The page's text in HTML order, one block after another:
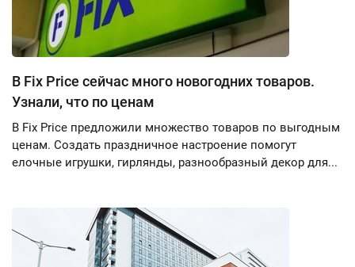
В Fix Price сейчас много новогодних товаров.
Узнали, что по ценам
В Fix Price предложили множество товаров по выгодным
ценам. Создать праздничное настроение помогут
елочные игрушки, гирлянды, разнообразный декор для...